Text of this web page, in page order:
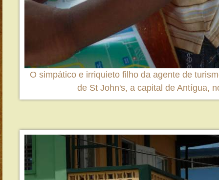
O simpático e irriquieto filho da agente de
de St John's, a capital de Antígua,